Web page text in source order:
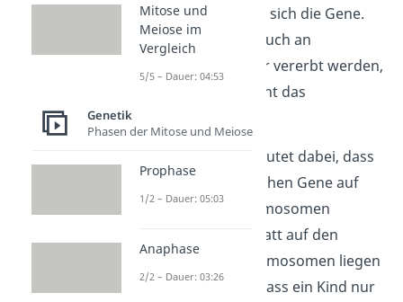
Durch sie verändern sich die Gene.
Die Mutation kann auch an
Nachkommen weiter vererbt werden,
in der Regel geschieht das
autosomal-rezessiv
bedeutet dabei, dass
die verantwortlichen Gene auf
den Körperchromosomen
) statt auf den
Geschlechtschromosomen liegen
Rezessivheißt, dass ein Kind nur
Mitose und
Meiose im
Vergleich
5/5 – Dauer: 04:53
Genetik
Phasen der Mitose und Meiose
Prophase
1/2 – Dauer: 05:03
Anaphase
2/2 – Dauer: 03:26